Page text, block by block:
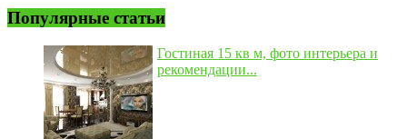
Популярные статьи
Гостиная 15 кв м, фото интерьера и
рекомендации...